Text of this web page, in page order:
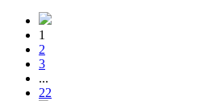
1
2
3
...
22